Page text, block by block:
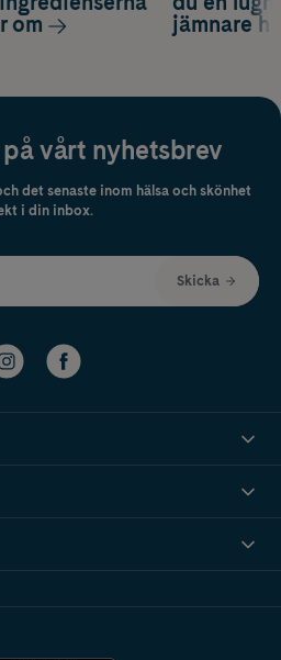
jämnare
om
vårt nyhetsbrev
det senaste inom hälsa och skönhet
i din inbox.
Skicka